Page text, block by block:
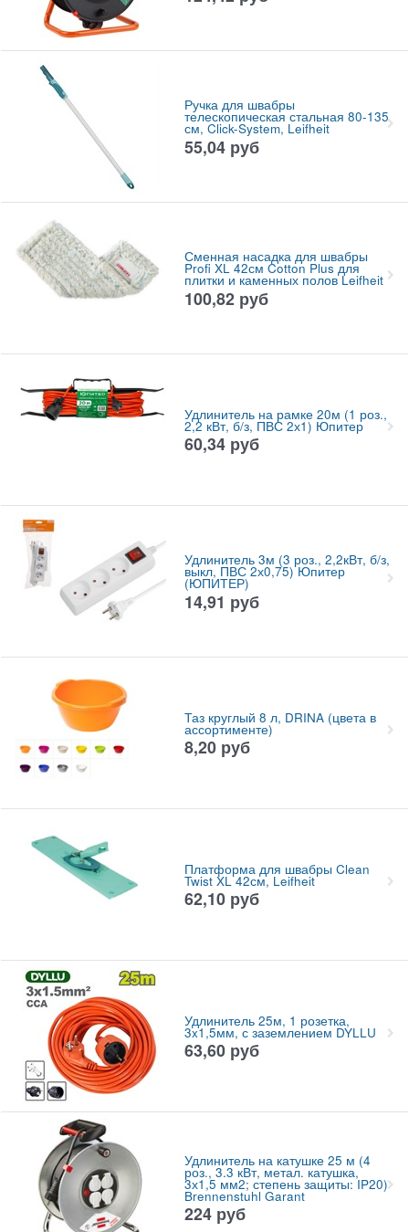
Ручка для швабры
телескопическая стальная 80-135
см, Click-System, Leifheit
55,04 руб
Сменная насадка для швабры
Profi XL 42см Cotton Plus для
плитки и каменных полов Leifheit
100,82 руб
Удлинитель на рамке 20м (1 роз.,
2,2 кВт, б/з, ПВС 2х1) Юпитер
60,34 руб
Удлинитель 3м (3 роз., 2,2кВт, б/з,
выкл, ПВС 2х0,75) Юпитер
(ЮПИТЕР)
14,91 руб
Таз круглый 8 л, DRINA (цвета в
ассортименте)
8,20 руб
Платформа для швабры Clean
Twist XL 42см, Leifheit
62,10 руб
Удлинитель 25м, 1 розетка,
3x1,5мм, с заземлением DYLLU
63,60 руб
Удлинитель на катушке 25 м (4
роз., 3.3 кВт, метал. катушка,
3х1,5 мм2; степень защиты: IP20)
Brennenstuhl Garant
224 руб